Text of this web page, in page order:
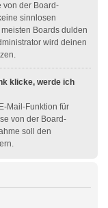
von der Board-
sinnlosen
Boards dulden
wird deinen
klicke, werde ich
Mail-Funktion für
von der Board-
soll den